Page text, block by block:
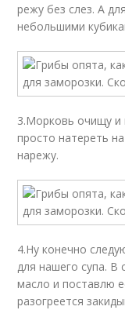
режу без слез. А
небольшими
3.Морковь очищу
просто натереть
нарежу.
4.Ну конечно
для нашего супа. В
масло и поставлю
разогреется